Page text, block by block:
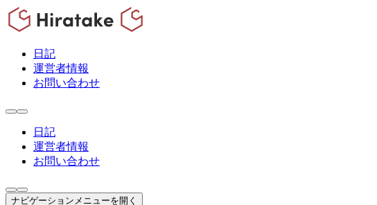
日記
運営者情報
お問い合わせ
日記
運営者情報
お問い合わせ
ナビゲーションメニューを開く